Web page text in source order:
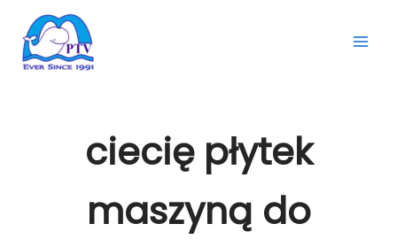
treści
ciecię płytek
maszyną do